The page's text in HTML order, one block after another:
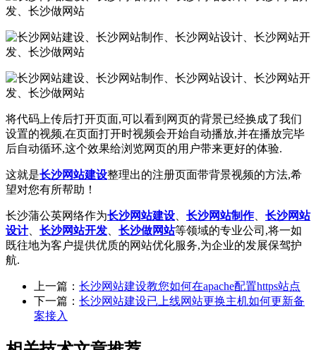
将代码上传后打开页面,可以看到网页的背景已经换成了我们
设置的视频,在页面打开时视频会开始自动播放,并在播放完毕
后自动循环,这个效果给浏览网页的用户带来更好的体验.
这就是长沙网站建设整理出的注册页面带背景视频的方法,希
望对您有所帮助！
长沙蒲公英网络作为长沙网站建设 长沙网站制作、 长沙网站
设计、 长沙网站开发 长沙做网站等领域的专业公司,将一如
既往地为客户提供优质的网站优化服务,为企业的发展保驾护
航.
上一篇： 长沙网站建设教您如何在apache配置https站点
下一篇： 长沙网站建设已上线网站更换主机如何更新备
案接入